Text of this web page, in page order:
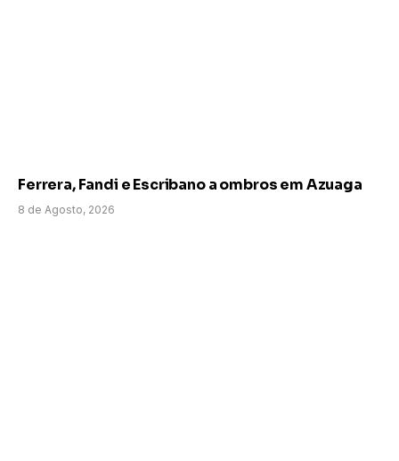
Ferrera, Fandi e Escribano a ombros em Azuaga
8 de Agosto, 2026